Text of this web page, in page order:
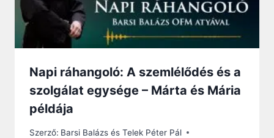
Napi ráhangoló: A szemlélődés és a
szolgálat egysége – Márta és Mária
példája
Szerző: Barsi Balázs és Telek Péter Pál